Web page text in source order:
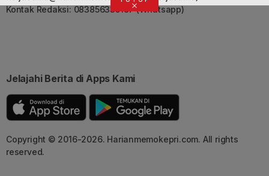
Kontak Redaksi: 083856335187 (Whatsapp)
Jelajahi Berita di Apps Kami
Copyright © 2016-2026. Harianmemokepri.com. All rights
reserved.